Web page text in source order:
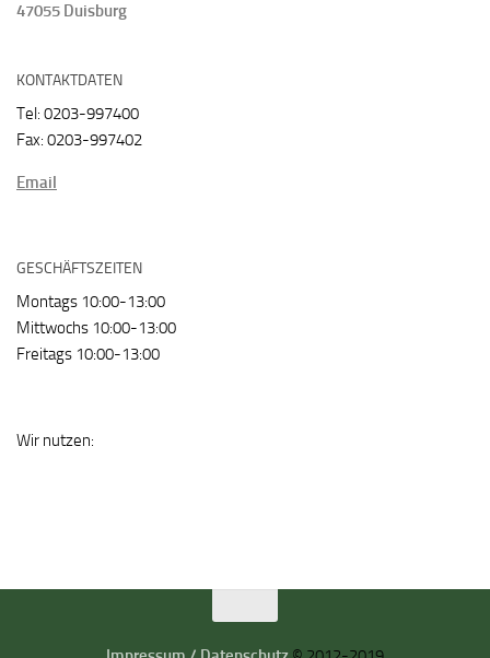
47055 Duisburg
KONTAKTDATEN
Tel: 0203-997400
Fax: 0203-997402
Email
GESCHÄFTSZEITEN
Montags 10:00-13:00
Mittwochs 10:00-13:00
Freitags 10:00-13:00
Wir nutzen: